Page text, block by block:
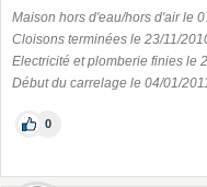
Maison hors d'eau/hors d'air le
Cloisons terminées le 23/11/
Electricité et plomberie finies le
Début du carrelage le 04/01/
0